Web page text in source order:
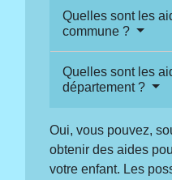
Quelles sont les
commune ?
Quelles sont les
département ?
Oui, vous pouvez,
obtenir des aides
votre enfant. Les